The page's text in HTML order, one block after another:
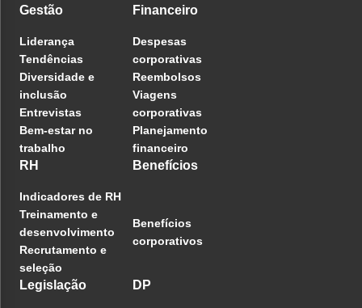
Gestão
Liderança
Tendências
Diversidade e
inclusão
Entrevistas
Bem-estar no
trabalho
Financeiro
Despesas
corporativas
Reembolsos
Viagens
corporativas
Planejamento
financeiro
RH
Indicadores de RH
Treinamento e
desenvolvimento
Recrutamento e
seleção
Benefícios
Benefícios
corporativos
Legislação DP